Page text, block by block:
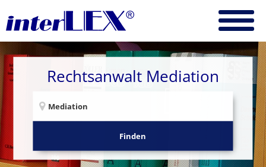
Rechtsanwalt Mediation
Finden